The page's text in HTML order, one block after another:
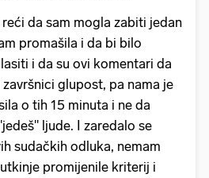
da sam mogla zabiti jedan
promašila i da bi bilo
i da su ovi komentari da
glupost, pa nama je
o tih 15 minuta i ne da
ljude. I zaredalo se
sudačkih odluka, nemam
promijenile kriterij i